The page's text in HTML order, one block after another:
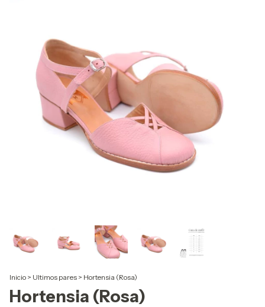
Inicio > Ultimos pares > Hortensia (Rosa)
Hortensia (Rosa)